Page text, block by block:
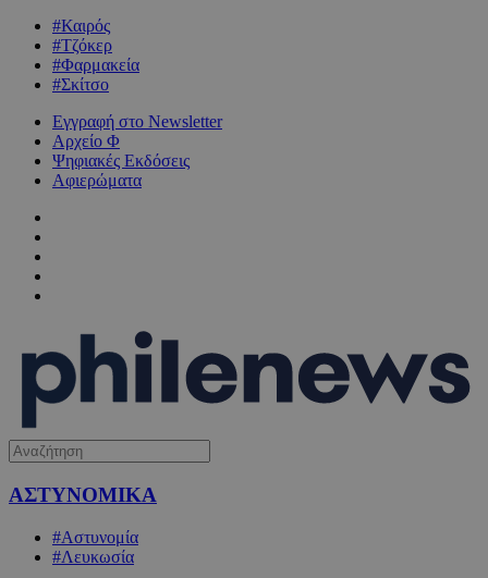
#Καιρός
#Τζόκερ
#Φαρμακεία
#Σκίτσο
Εγγραφή στο Newsletter
Αρχείο Φ
Ψηφιακές Εκδόσεις
Αφιερώματα
ΑΣΤΥΝΟΜΙΚΑ
#Αστυνομία
#Λευκωσία